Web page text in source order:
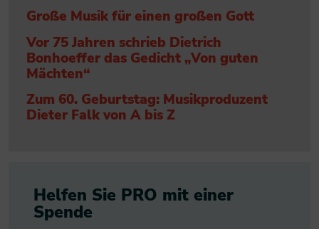
Große Musik für einen großen Gott
Vor 75 Jahren schrieb Dietrich
Bonhoeffer das Gedicht „Von guten
Mächten“
Zum 60. Geburtstag: Musikproduzent
Dieter Falk von A bis Z
Helfen Sie PRO mit einer
Spende